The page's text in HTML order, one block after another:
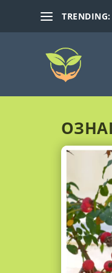
TRENDING: